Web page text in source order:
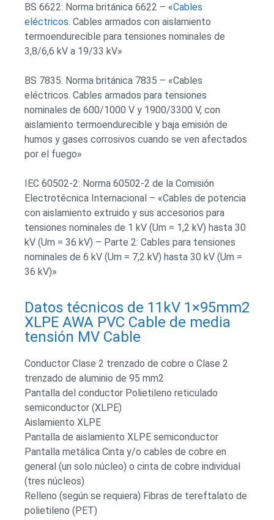
BS 6622: Norma británica 6622 – «Cables
eléctricos. Cables armados con aislamiento
termoendurecible para tensiones nominales de
3,8/6,6 kV a 19/33 kV»
BS 7835: Norma británica 7835 – «Cables
eléctricos. Cables armados para tensiones
nominales de 600/1000 V y 1900/3300 V, con
aislamiento termoendurecible y baja emisión de
humos y gases corrosivos cuando se ven afectados
por el fuego»
IEC 60502-2: Norma 60502-2 de la Comisión
Electrotécnica Internacional – «Cables de potencia
con aislamiento extruido y sus accesorios para
tensiones nominales de 1 kV (Um = 1,2 kV) hasta 30
kV (Um = 36 kV) – Parte 2: Cables para tensiones
nominales de 6 kV (Um = 7,2 kV) hasta 30 kV (Um =
36 kV)»
Datos técnicos de 11kV 1×95mm2
XLPE AWA PVC Cable de media
tensión MV Cable
Conductor Clase 2 trenzado de cobre o Clase 2
trenzado de aluminio de 95 mm2
Pantalla del conductor Polietileno reticulado
semiconductor (XLPE)
Aislamiento XLPE
Pantalla de aislamiento XLPE semiconductor
Pantalla metálica Cinta y/o cables de cobre en
general (un solo núcleo) o cinta de cobre individual
(tres núcleos)
Relleno (según se requiera) Fibras de tereftalato de
polietileno (PET)